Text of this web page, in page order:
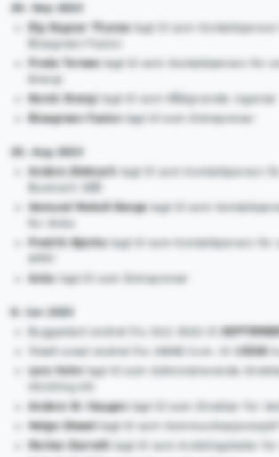
29. Sep 2023
Elg Ragnar Thunes lagt til som
Bluegreen Fusion
Frode Tornøe lagt til som Kontaktperson for
Energi
Norsk Energi
lagt til som Rådgivende ingeniør
Bluegreen Fusion
lagt til som Entreprenør
25. Aug 2023
Anders Østmark
lagt til som Kontaktperson
Byemark Stål
Vemund Moholt Berge lagt til som
Fredrik Bjerke lagt til som Kontaktperson for
Anko
lagt til som Entreprenør
8. Jun 2023
Byggestart endret fra JULI 2022 til
Totalt areal endret fra 10680 kvm. til
15500
Lars Holm
lagt til som Administrerende
Utvikling AS
Anders W. Haugen
lagt til som Direktør for
Helge Dieset
lagt til som Kommunikasjonssjef
Morten Barreth
lagt til som Avdelingsleder for